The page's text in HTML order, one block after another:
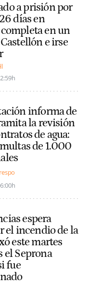
a prisión por
días en
en un
e irse
informa de
la revisión
de agua:
de 1.000
espera
el incendio de la
este martes
el Seprona
fue